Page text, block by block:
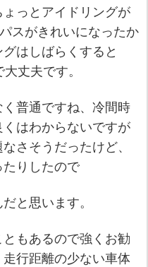
っとアイドリングが
スがきれいになったか
はしばらくすると
丈夫です。
普通ですね、冷間時
はわからないですが
さそうだったけど、
たりしたので
と思います。
もあるので強くお勧
行距離の少ない車体